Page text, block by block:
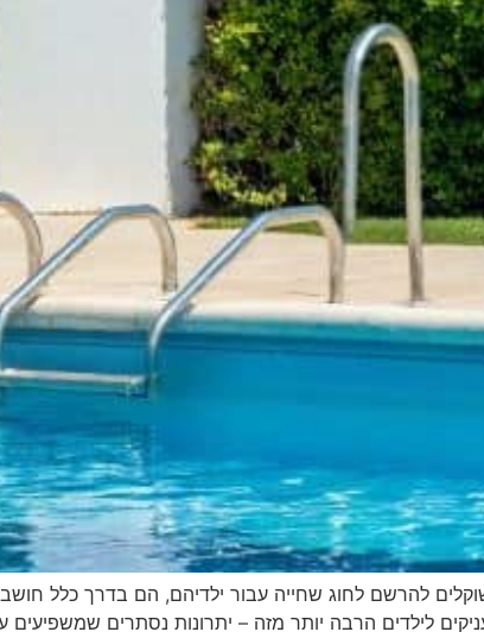
להרשם לחוג שחייה עבור ילדיהם, הם בדרך כלל
לילדים הרבה יותר מזה – יתרונות נסתרים